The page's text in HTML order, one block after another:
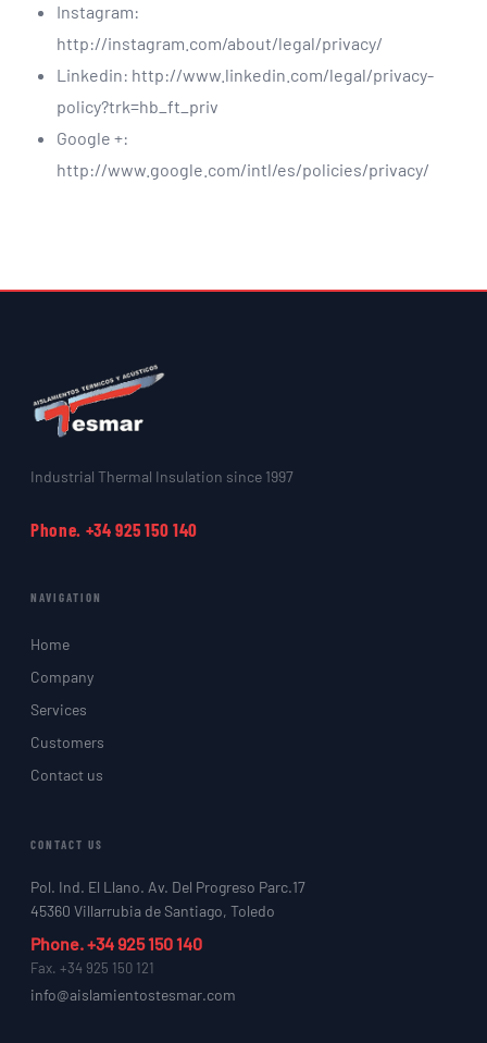
Instagram:
http://instagram.com/about/legal/privacy/
Linkedin: http://www.linkedin.com/legal/privacy-
policy?trk=hb_ft_priv
Google +:
http://www.google.com/intl/es/policies/privacy/
Industrial Thermal Insulation since 1997
Phone. +34 925 150 140
NAVIGATION
Home
Company
Services
Customers
Contact us
CONTACT US
Pol. Ind. El Llano. Av. Del Progreso Parc.17
45360 Villarrubia de Santiago, Toledo
Phone. +34 925 150 140
Fax. +34 925 150 121
info@aislamientostesmar.com